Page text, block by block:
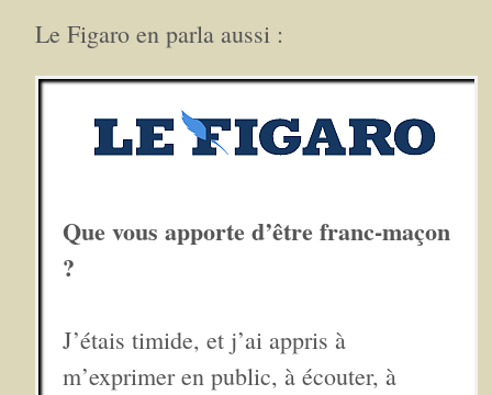
Le Figaro en parla aussi :
Que vous apporte d’être franc-maçon
?
J’étais timide, et j’ai appris à
m’exprimer en public, à écouter, à